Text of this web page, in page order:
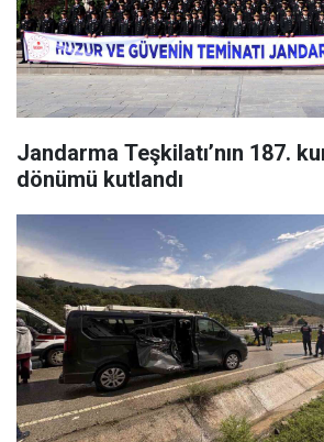
Jandarma Teşkilatı’nın 187.
dönümü kutlandı